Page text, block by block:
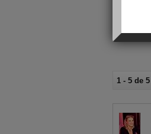
1 - 5 de 5